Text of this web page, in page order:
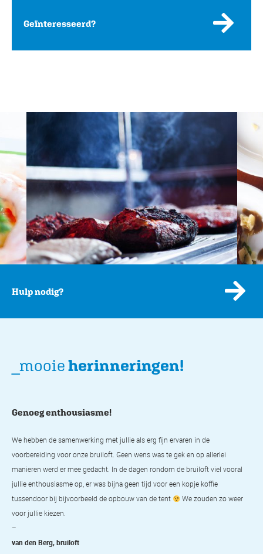
Geïnteresseerd?
Hulp nodig?
_mooieherinneringen!
Genoeg enthousiasme!
We hebben de samenwerking met jullie als erg fijn ervaren in de
voorbereiding voor onze bruiloft. Geen wens was te gek en op allerlei
manieren werd er mee gedacht. In de dagen rondom de bruiloft viel vooral
jullie enthousiasme op, er was bijna geen tijd voor een kopje koffie
tussendoor bij bijvoorbeeld de opbouw van de tent
We zouden zo weer
voor jullie kiezen.
–
van den Berg, bruiloft